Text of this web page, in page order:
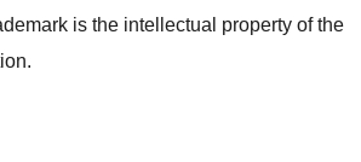
is the intellectual property of the